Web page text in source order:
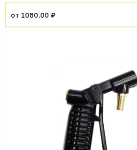
от 1060.00 ₽